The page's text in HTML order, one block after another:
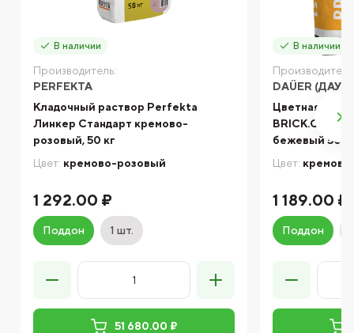
В наличии
Производитель:
PERFEKTA
Кладочный раствор Perfekta
Линкер Стандарт кремово-
розовый, 50 кг
Цвет: кремово-розовый
1 292.00 ₽
Поддон 1 шт.
51 680.00 ₽
В наличии
DAÜER
Цветная
бежевый 50
Цвет:
1 189.00 ₽
Поддон